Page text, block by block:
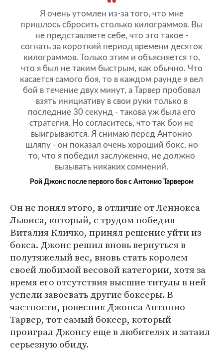
Я очень утомлен из-за того, что мне
пришлось сбросить столько килограммов. Вы
не представляете себе, что это такое -
согнать за короткий период времени десяток
килограммов. Только этим и объясняется то,
что я был не таким быстрым, как обычно. Что
касается самого боя, то в каждом раунде я вел
бой в течение двух минут, а Тарвер пробовал
взять инициативу в свои руки только в
последние 30 секунд - такова уж была его
стратегия. Но согласитесь, что так бои не
выигрываются. Я снимаю перед Антонио
шляпу - он показал очень хороший бокс, но
то, что я победил заслуженно, не должно
вызывать никаких сомнений.
Рой Джонс после первого боя с Антонио Тарвером
Он не понял этого, в отличие от Леннокса
Льюиса, который, с трудом победив
Виталия Кличко, принял решение уйти из
бокса. Джонс решил вновь вернуться в
полутяжелый вес, вновь стать королем
своей любимой весовой категории, хотя за
время его отсутствия высшие титулы в ней
успели завоевать другие боксеры. В
частности, ровесник Джонса Антонио
Тарвер, тот самый боксер, который
проиграл Джонсу еще в любителях и затаил
серьезную обиду.